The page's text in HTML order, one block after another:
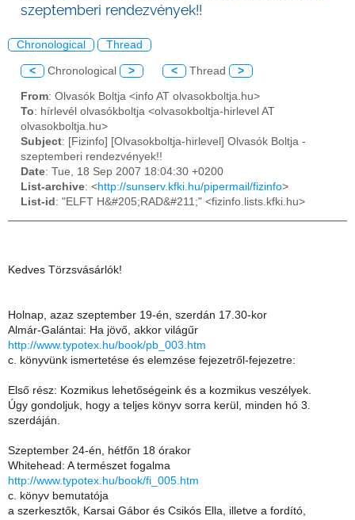
szeptemberi rendezvények!!
Chronological Thread
< Chronological > < Thread >
From: Olvasók Boltja <info AT olvasokboltja.hu>
To: hírlevél olvasókboltja <olvasokboltja-hirlevel AT
olvasokboltja.hu>
Subject: [Fizinfo] [Olvasokboltja-hirlevel] Olvasók Boltja -
szeptemberi rendezvények!!
Date: Tue, 18 Sep 2007 18:04:30 +0200
List-archive: <http://sunserv.kfki.hu/pipermail/fizinfo>
List-id : "ELFT H&#205;RAD&#211;" <fizinfo.lists.kfki.hu>
Kedves Törzsvásárlók!
Holnap, azaz szeptember 19-én, szerdán 17.30-kor
Almár-Galántai: Ha jövő, akkor világűr
http://www.typotex.hu/book/pb_003.htm
c. könyvünk ismertetése és elemzése fejezetről-fejezetre:
Első rész: Kozmikus lehetőségeink és a kozmikus veszélyek.
Úgy gondoljuk, hogy a teljes könyv sorra kerül, minden hó 3.
szerdáján.
Szeptember 24-én, hétfőn 18 órakor
Whitehead: A természet fogalma
http://www.typotex.hu/book/fi_005.htm
c. könyv bemutatója
a szerkesztők, Karsai Gábor és Csikós Ella, illetve a fordító,